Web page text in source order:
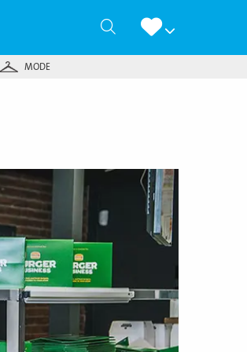
Zoeken
MODE